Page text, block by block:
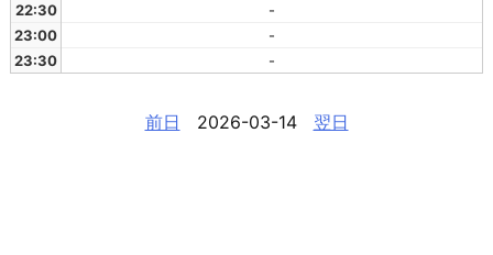
22:30
-
23:00
-
23:30
-
前日 2026-03-14 翌日